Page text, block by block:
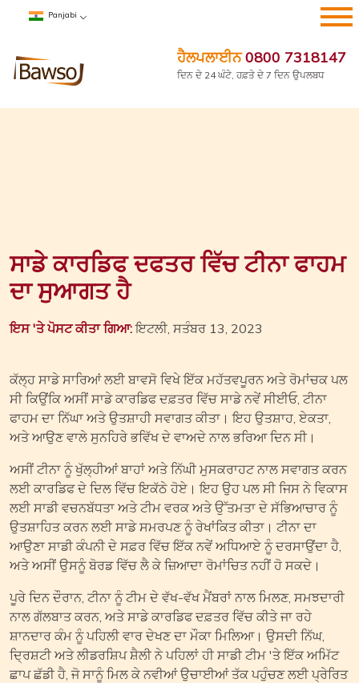
ਸਮੱਗਰੀ
Panjabi
ਹੈਲਪਲਾਈਨ0800 7318147
ਦਿਨ ਦੇ 24 ਘੰਟੇ, ਹਫ਼ਤੇ ਦੇ 7 ਦਿਨ ਉਪਲਬਧ
ਸਾਡੇ ਕਾਰਡਿਫ ਦਫਤਰ ਵਿੱਚ ਟੀਨਾ ਫਾਹਮ
ਦਾ ਸੁਆਗਤ ਹੈ
ਇਸ 'ਤੇ ਪੋਸਟ ਕੀਤਾ ਗਿਆ: ਇਟਲੀ, ਸਤੰਬਰ 13, 2023
ਕੱਲ੍ਹ ਸਾਡੇ ਸਾਰਿਆਂ ਲਈ ਬਾਵਸੋ ਵਿਖੇ ਇੱਕ ਮਹੱਤਵਪੂਰਨ ਅਤੇ ਰੋਮਾਂਚਕ ਪਲ
ਸੀ ਕਿਉਂਕਿ ਅਸੀਂ ਸਾਡੇ ਕਾਰਡਿਫ ਦਫ਼ਤਰ ਵਿੱਚ ਸਾਡੇ ਨਵੇਂ ਸੀਈਓ, ਟੀਨਾ
ਫਾਹਮ ਦਾ ਨਿੱਘਾ ਅਤੇ ਉਤਸ਼ਾਹੀ ਸਵਾਗਤ ਕੀਤਾ। ਇਹ ਉਤਸ਼ਾਹ, ਏਕਤਾ,
ਅਤੇ ਆਉਣ ਵਾਲੇ ਸੁਨਹਿਰੇ ਭਵਿੱਖ ਦੇ ਵਾਅਦੇ ਨਾਲ ਭਰਿਆ ਦਿਨ ਸੀ।
ਅਸੀਂ ਟੀਨਾ ਨੂੰ ਖੁੱਲ੍ਹੀਆਂ ਬਾਹਾਂ ਅਤੇ ਨਿੱਘੀ ਮੁਸਕਰਾਹਟ ਨਾਲ ਸਵਾਗਤ ਕਰਨ
ਲਈ ਕਾਰਡਿਫ ਦੇ ਦਿਲ ਵਿੱਚ ਇਕੱਠੇ ਹੋਏ। ਇਹ ਉਹ ਪਲ ਸੀ ਜਿਸ ਨੇ ਵਿਕਾਸ
ਲਈ ਸਾਡੀ ਵਚਨਬੱਧਤਾ ਅਤੇ ਟੀਮ ਵਰਕ ਅਤੇ ਉੱਤਮਤਾ ਦੇ ਸੱਭਿਆਚਾਰ ਨੂੰ
ਉਤਸ਼ਾਹਿਤ ਕਰਨ ਲਈ ਸਾਡੇ ਸਮਰਪਣ ਨੂੰ ਰੇਖਾਂਕਿਤ ਕੀਤਾ। ਟੀਨਾ ਦਾ
ਆਉਣਾ ਸਾਡੀ ਕੰਪਨੀ ਦੇ ਸਫ਼ਰ ਵਿੱਚ ਇੱਕ ਨਵੇਂ ਅਧਿਆਏ ਨੂੰ ਦਰਸਾਉਂਦਾ ਹੈ,
ਅਤੇ ਅਸੀਂ ਉਸਨੂੰ ਬੋਰਡ ਵਿੱਚ ਲੈ ਕੇ ਜ਼ਿਆਦਾ ਰੋਮਾਂਚਿਤ ਨਹੀਂ ਹੋ ਸਕਦੇ।
ਪੂਰੇ ਦਿਨ ਦੌਰਾਨ, ਟੀਨਾ ਨੂੰ ਟੀਮ ਦੇ ਵੱਖ-ਵੱਖ ਮੈਂਬਰਾਂ ਨਾਲ ਮਿਲਣ, ਸਮਝਦਾਰੀ
ਨਾਲ ਗੱਲਬਾਤ ਕਰਨ, ਅਤੇ ਸਾਡੇ ਕਾਰਡਿਫ ਦਫ਼ਤਰ ਵਿੱਚ ਕੀਤੇ ਜਾ ਰਹੇ
ਸ਼ਾਨਦਾਰ ਕੰਮ ਨੂੰ ਪਹਿਲੀ ਵਾਰ ਦੇਖਣ ਦਾ ਮੌਕਾ ਮਿਲਿਆ। ਉਸਦੀ ਨਿੱਘ,
ਦ੍ਰਿਸ਼ਟੀ ਅਤੇ ਲੀਡਰਸ਼ਿਪ ਸ਼ੈਲੀ ਨੇ ਪਹਿਲਾਂ ਹੀ ਸਾਡੀ ਟੀਮ 'ਤੇ ਇੱਕ ਅਮਿੱਟ
ਛਾਪ ਛੱਡੀ ਹੈ, ਜੋ ਸਾਨੂੰ ਮਿਲ ਕੇ ਨਵੀਆਂ ਉਚਾਈਆਂ ਤੱਕ ਪਹੁੰਚਣ ਲਈ ਪ੍ਰੇਰਿਤ